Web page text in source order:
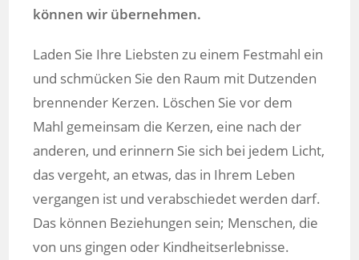
können wir übernehmen.
Laden Sie Ihre Liebsten zu einem Festmahl ein
und schmücken Sie den Raum mit Dutzenden
brennender Kerzen. Löschen Sie vor dem
Mahl gemeinsam die Kerzen, eine nach der
anderen, und erinnern Sie sich bei jedem Licht,
das vergeht, an etwas, das in Ihrem Leben
vergangen ist und verabschiedet werden darf.
Das können Beziehungen sein; Menschen, die
von uns gingen oder Kindheitserlebnisse.